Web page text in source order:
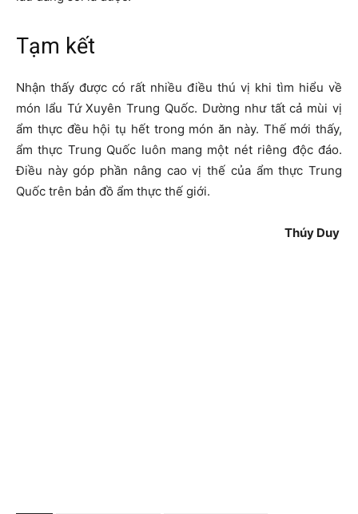
Tạm kết
Nhận thấy được có rất nhiều điều thú vị khi tìm hiểu về
món lẩu Tứ Xuyên Trung Quốc. Dường như tất cả mùi vị
ẩm thực đều hội tụ hết trong món ăn này. Thế mới thấy,
ẩm thực Trung Quốc luôn mang một nét riêng độc đáo.
Điều này góp phần nâng cao vị thế của ẩm thực Trung
Quốc trên bản đồ ẩm thực thế giới.
Thúy Duy